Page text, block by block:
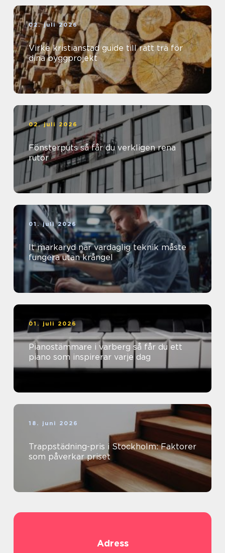
02. juli 2026
Virke kristianstad guide till rätt trä för
dina byggprojekt
02. juli 2026
Fönsterputs så får du verkligen rena
rutor
01. juli 2026
It markaryd när vardaglig teknik måste
fungera utan krångel
01. juli 2026
Pianostämmare i varberg så får du ett
piano som inspirerar varje dag
18. juni 2026
Trappstädning-pris i Stockholm: Faktorer
som påverkar priset
Adress